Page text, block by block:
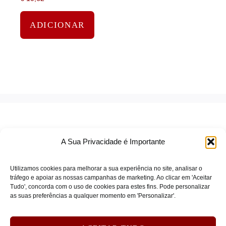
A Sua Privacidade é Importante
Utilizamos cookies para melhorar a sua experiência no site, analisar o
tráfego e apoiar as nossas campanhas de marketing. Ao clicar em 'Aceitar
Tudo', concorda com o uso de cookies para estes fins. Pode personalizar
as suas preferências a qualquer momento em 'Personalizar'.
ADICIONAR
TERMOS DE SERVIÇO